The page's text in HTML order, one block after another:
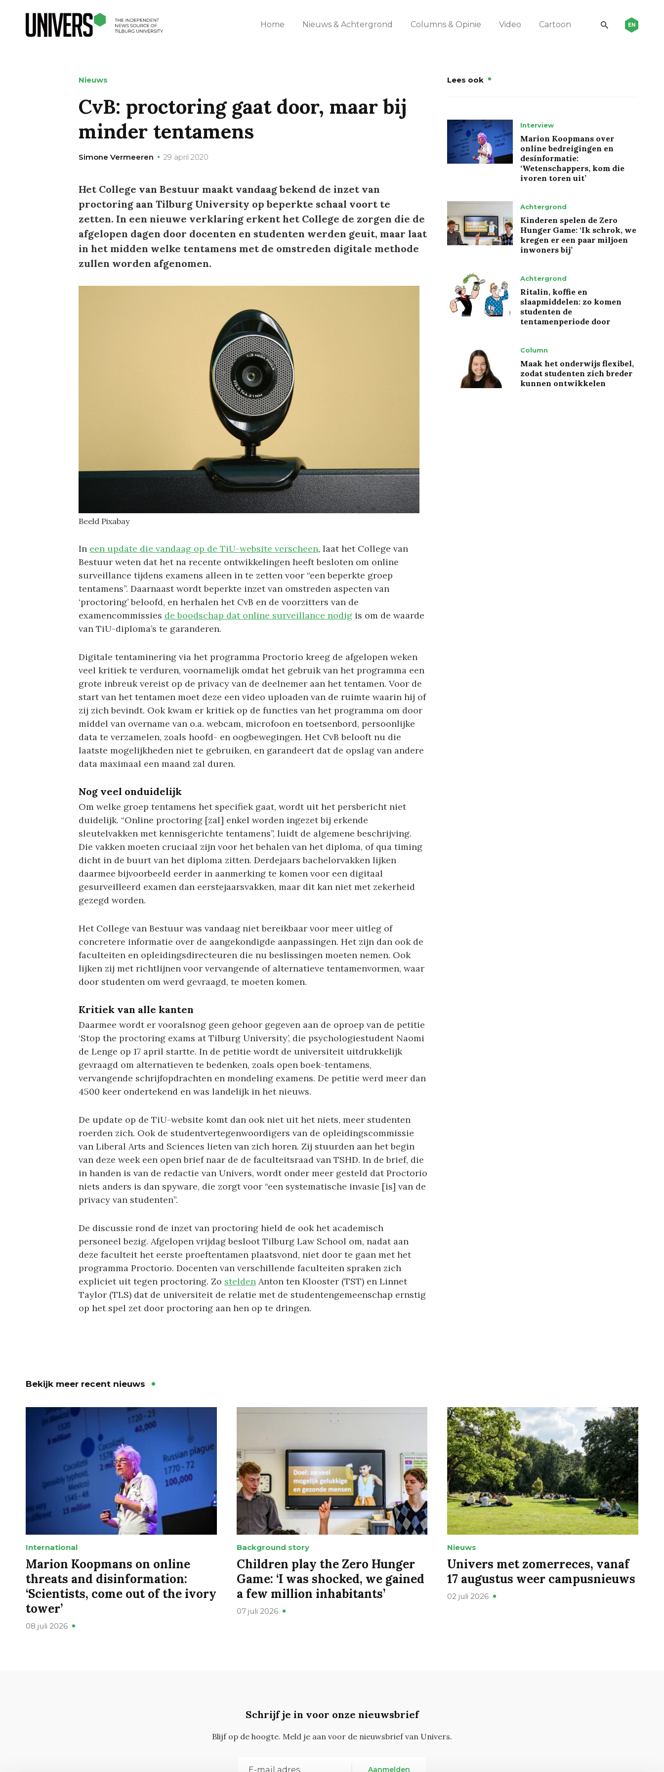
Home Nieuws & Achtergrond Columns & Opinie Video Cartoon EN
Nieuws
CvB: proctoring gaat door, maar bij
minder tentamens
Simone Vermeeren 29 april 2020
Het College van Bestuur maakt vandaag bekend de inzet van
proctoring aan Tilburg University op beperkte schaal voort te
zetten. In een nieuwe verklaring erkent het College de zorgen die de
afgelopen dagen door docenten en studenten werden geuit, maar laat
in het midden welke tentamens met de omstreden digitale methode
zullen worden afgenomen.
Beeld Pixabay
In een update die vandaag op de TiU-website verscheen, laat het College van
Bestuur weten dat het na recente ontwikkelingen heeft besloten om online
surveillance tijdens examens alleen in te zetten voor “een beperkte groep
tentamens”. Daarnaast wordt beperkte inzet van omstreden aspecten van
‘proctoring’ beloofd, en herhalen het CvB en de voorzitters van de
examencommissies de boodschap dat online surveillance nodigis om de waarde
van TiU-diploma’s te garanderen.
Digitale tentaminering via het programma Proctorio kreeg de afgelopen weken
veel kritiek te verduren, voornamelijk omdat het gebruik van het programma een
grote inbreuk vereist op de privacy van de deelnemer aan het tentamen. Voor de
start van het tentamen moet deze een video uploaden van de ruimte waarin hij of
zij zich bevindt. Ook kwam er kritiek op de functies van het programma om door
middel van overname van o.a. webcam, microfoon en toetsenbord, persoonlijke
data te verzamelen, zoals hoofd- en oogbewegingen. Het CvB belooft nu die
laatste mogelijkheden niet te gebruiken, en garandeert dat de opslag van andere
data maximaal een maand zal duren.
Nog veel onduidelijk
Om welke groep tentamens het specifiek gaat, wordt uit het persbericht niet
duidelijk. “Online proctoring [zal] enkel worden ingezet bij erkende
sleutelvakken met kennisgerichte tentamens’’, luidt de algemene beschrijving.
Die vakken moeten cruciaal zijn voor het behalen van het diploma, of qua timing
dicht in de buurt van het diploma zitten. Derdejaars bachelorvakken lijken
daarmee bijvoorbeeld eerder in aanmerking te komen voor een digitaal
gesurveilleerd examen dan eerstejaarsvakken, maar dit kan niet met zekerheid
gezegd worden.
Het College van Bestuur was vandaag niet bereikbaar voor meer uitleg of
concretere informatie over de aangekondigde aanpassingen. Het zijn dan ook de
faculteiten en opleidingsdirecteuren die nu beslissingen moeten nemen. Ook
lijken zij met richtlijnen voor vervangende of alternatieve tentamenvormen, waar
door studenten om werd gevraagd, te moeten komen.
Kritiek van alle kanten
Daarmee wordt er vooralsnog geen gehoor gegeven aan de oproep van de petitie
‘Stop the proctoring exams at Tilburg University’, die psychologiestudent Naomi
de Lenge op 17 april startte. In de petitie wordt de universiteit uitdrukkelijk
gevraagd om alternatieven te bedenken, zoals open boek-tentamens,
vervangende schrijfopdrachten en mondeling examens. De petitie werd meer dan
4500 keer ondertekend en was landelijk in het nieuws.
De update op de TiU-website komt dan ook niet uit het niets, meer studenten
roerden zich. Ook de studentvertegenwoordigers van de opleidingscommissie
van Liberal Arts and Sciences lieten van zich horen. Zij stuurden aan het begin
van deze week een open brief naar de de faculteitsraad van TSHD. In de brief, die
in handen is van de redactie van Univers, wordt onder meer gesteld dat Proctorio
niets anders is dan spyware, die zorgt voor “een systematische invasie [is] van de
privacy van studenten”.
De discussie rond de inzet van proctoring hield de ook het academisch
personeel bezig. Afgelopen vrijdag besloot Tilburg Law School om, nadat aan
deze faculteit het eerste proeftentamen plaatsvond, niet door te gaan met het
programma Proctorio. Docenten van verschillende faculteiten spraken zich
expliciet uit tegen proctoring. Zo steldenAnton ten Klooster (TST) en Linnet
Taylor (TLS) dat de universiteit de relatie met de studentengemeenschap ernstig
op het spel zet door proctoring aan hen op te dringen.
Lees ook
Interview
Marion Koopmans over
online bedreigingen en
desinformatie:
‘Wetenschappers, kom die
ivoren toren uit’
Achtergrond
Kinderen spelen de Zero
Hunger Game: ‘Ik schrok, we
kregen er een paar miljoen
inwoners bij’
Achtergrond
Ritalin, koffie en
slaapmiddelen: zo komen
studenten de
tentamenperiode door
Column
Maak het onderwijs flexibel,
zodat studenten zich breder
kunnen ontwikkelen
Bekijk meer recent nieuws
International
Marion Koopmans on online
threats and disinformation:
‘Scientists, come out of the ivory
tower’
08 juli 2026
Background story
Children play the Zero Hunger
Game: ‘I was shocked, we gained
a few million inhabitants’
07 juli 2026
Nieuws
Univers met zomerreces, vanaf
17 augustus weer campusnieuws
02 juli 2026
Schrijf je in voor onze nieuwsbrief
Blijf op de hoogte. Meld je aan voor de nieuwsbrief van Univers.
Aanmelden